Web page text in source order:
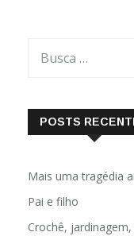
POSTS
Mais uma tragédia
Pai e filho
Crochê,